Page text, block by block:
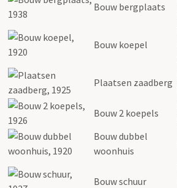
Bouw bergplaats
Bouw koepel
Plaatsen zaadberg
Bouw 2 koepels
Bouw dubbel
woonhuis
Bouw schuur